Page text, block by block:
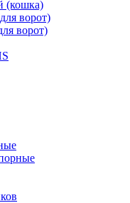
(кошка)
ворот)
ворот)